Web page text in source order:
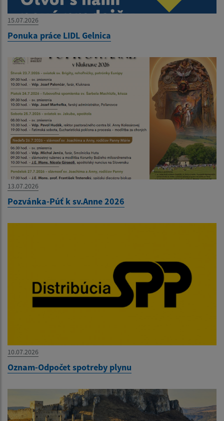
15.07.2026
Ponuka práce LIDL Gelnica
13.07.2026
Pozvánka-Púť k sv.Anne 2026
10.07.2026
Oznam-Odpočet spotreby plynu